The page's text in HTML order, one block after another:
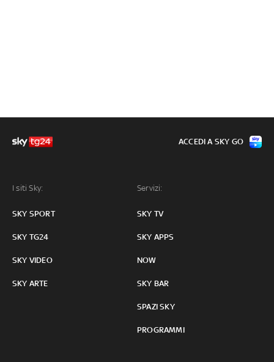
I siti Sky:
SKY SPORT
SKY TG24
SKY VIDEO
SKY ARTE
Servizi:
SKY TV
SKY APPS
NOW
SKY BAR
SPAZI SKY
PROGRAMMI
ACCEDI A SKY GO